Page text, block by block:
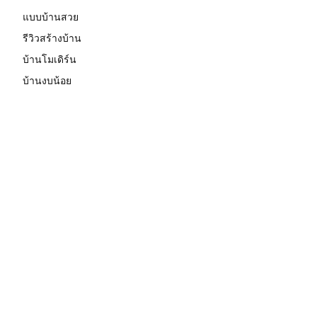
แบบบ้านสวย
รีวิวสร้างบ้าน
บ้านโมเดิร์น
บ้านงบน้อย